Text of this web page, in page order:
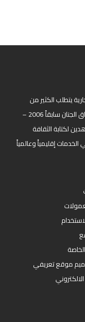
يتطلب الكثير من
التطوير , لذلك نحن في 2018 نقدم تقنية ( عشاق الجنان سابقاً 2006 –
لكتابة الثقافة
إقليمياً وعالمياً
موقع تعريفي